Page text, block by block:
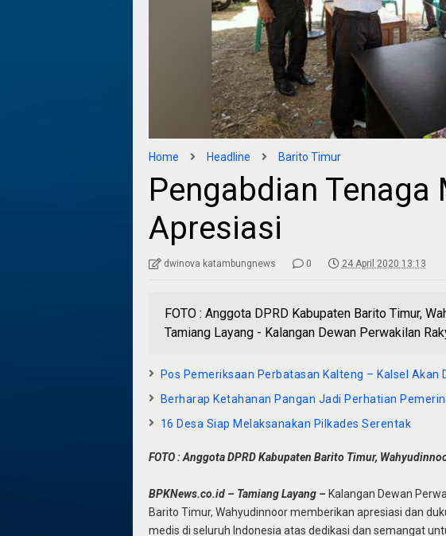
Home Headline Barito Timur
Pengabdian Tenaga
Apresiasi
dwinova katambungnews 0 24 April 2020 13:13
FOTO : Anggota DPRD Kabupaten Barito Timur,
Tamiang Layang - Kalangan Dewan Perwakilan
Pos Pemeriksaan Perbatasan Kalteng – Kalsel Akan
Berharap Ketahanan Pangan Jadi Perhatian
16 Desa Siap Melaksanakan Pilkades Serentak
FOTO : Anggota DPRD Kabupaten Barito Timur,
BPKNews.co.id – Tamiang Layang – Kalangan Dewan
Barito Timur, Wahyudinnoor memberikan apresiasi dan
medis di seluruh Indonesia atas dedikasi dan semangat